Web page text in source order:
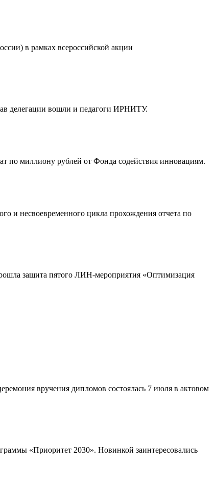
в рамках всероссийской акции
делегации вошли и педагоги ИРНИТУ.
по миллиону рублей от Фонда содействия инновациям.
и несвоевременного цикла прохождения отчета по
защита пятого ЛИН-мероприятия «Оптимизация
вручения дипломов состоялась 7 июля в актовом
«Приоритет 2030». Новинкой заинтересовались